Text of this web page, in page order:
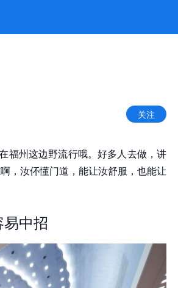
凯发官网
关注
福州这边野流行哦。好多人去做，讲
，汝伓懂门道，能让汝舒服，也能让
中招